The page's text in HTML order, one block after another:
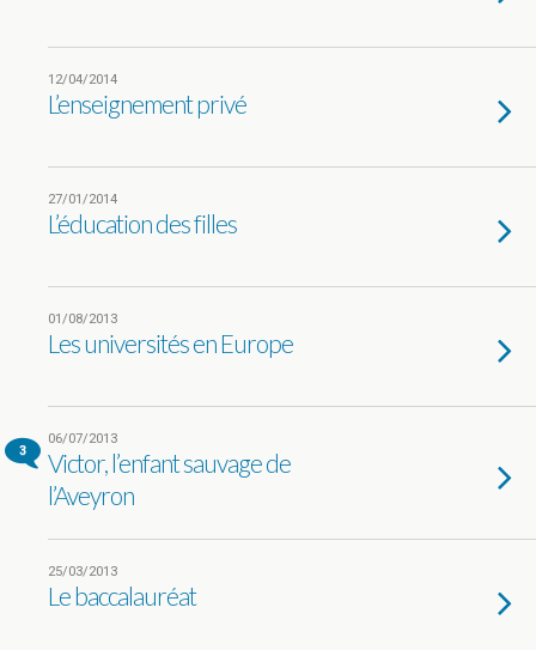
12/04/2014
L’enseignement privé
27/01/2014
L’éducation des filles
01/08/2013
Les universités en Europe
3
06/07/2013
Victor, l’enfant sauvage de
l’Aveyron
25/03/2013
Le baccalauréat